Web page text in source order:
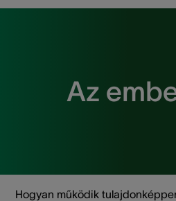
Az
Hogyan működik